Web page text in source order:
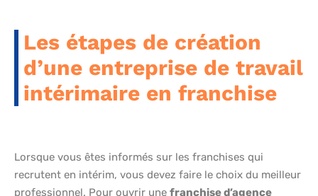
Les étapes de création
d’une entreprise de travail
intérimaire en franchise
Lorsque vous êtes informés sur les franchises qui
recrutent en intérim, vous devez faire le choix du meilleur
professionnel. Pour ouvrir une franchise d’agence